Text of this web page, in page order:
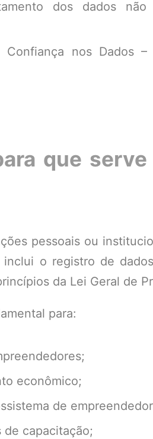
dos dados
nos Dados
que serve
pessoais ou
o registro de
da Lei Geral de
para:
econômico;
de
capacitação;